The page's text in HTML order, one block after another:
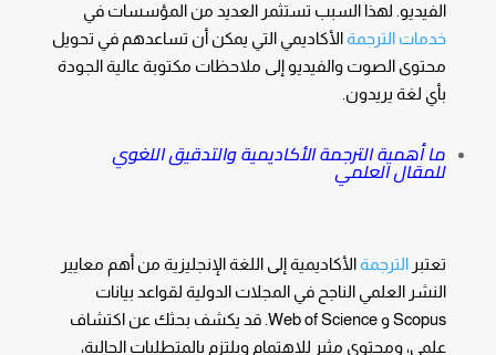
الفيديو. لهذا السبب تستثمر العديد من المؤسسات في
خدمات الترجمةالأكاديمي التي يمكن أن تساعدهم في تحويل
محتوى الصوت والفيديو إلى ملاحظات مكتوبة عالية الجودة
بأي لغة يريدون.
ما أهمية الترجمة الأكاديمية والتدقيق اللغوي
للمقال العلمي
تعتبر الترجمةالأكاديمية إلى اللغة الإنجليزية من أهم معايير
النشر العلمي الناجح في المجلات الدولية لقواعد بيانات
Scopus و Web of Science. قد يكشف بحثك عن اكتشاف
علمي، ومحتوى مثير للاهتمام ويلتزم بالمتطلبات الحالية،